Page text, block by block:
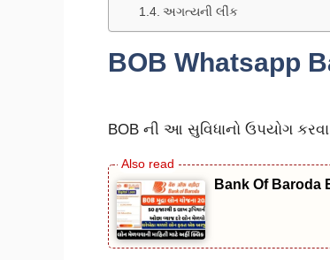
અગત્યની લીંક
BOB Whatsapp
BOB ની આ સુવિધાનો ઉપયોગ
Bank Of Baroda